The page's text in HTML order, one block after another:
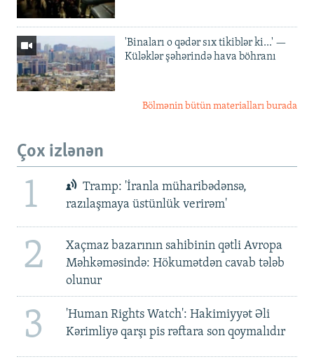
'Binaları o qədər sıx tikiblər ki...' —
Küləklər şəhərində hava böhranı
Bölmənin bütün materialları burada
Çox izlənən
1
Tramp: 'İranla müharibədənsə,
razılaşmaya üstünlük verirəm'
2
Xaçmaz bazarının sahibinin qətli Avropa
Məhkəməsində: Hökumətdən cavab tələb
olunur
3
'Human Rights Watch': Hakimiyyət Əli
Kərimliyə qarşı pis rəftara son qoymalıdır